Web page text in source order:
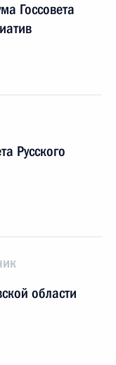
Госсовета
Русского
области